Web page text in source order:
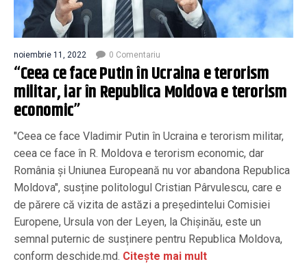
noiembrie 11, 2022 0 Comentariu
“Ceea ce face Putin în Ucraina e terorism
militar, iar în Republica Moldova e terorism
economic”
"Ceea ce face Vladimir Putin în Ucraina e terorism militar,
ceea ce face în R. Moldova e terorism economic, dar
România și Uniunea Europeană nu vor abandona Republica
Moldova", susține politologul Cristian Pârvulescu, care e
de părere că vizita de astăzi a președintelui Comisiei
Europene, Ursula von der Leyen, la Chișinău, este un
semnal puternic de susținere pentru Republica Moldova,
conform deschide.md. Citește mai mult